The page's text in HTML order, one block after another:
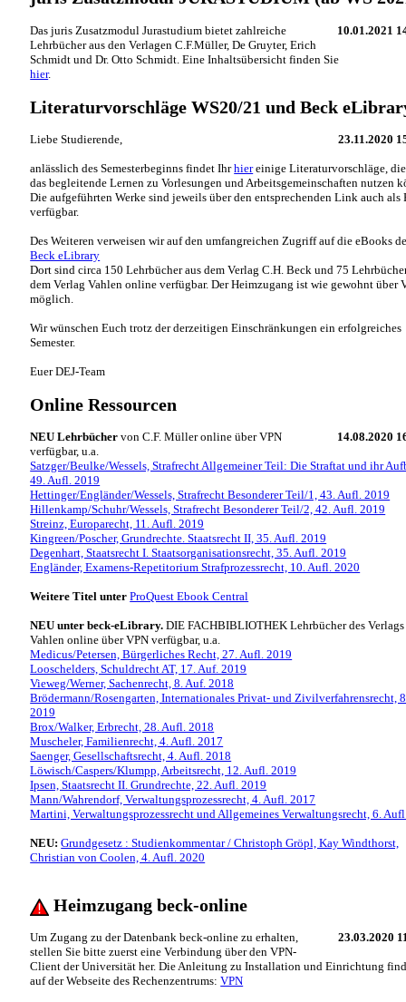
10.01.2021
Das juris Zusatzmodul Jurastudium bietet zahlreiche
Lehrbücher aus den Verlagen C.F.Müller, De Gruyter, Erich
Schmidt und Dr. Otto Schmidt. Eine Inhaltsübersicht finden Sie
hier.
Literaturvorschläge WS20/21 und Beck
23.11.2020
Liebe Studierende,
anlässlich des Semesterbeginns findet Ihrhiereinige Literaturvorschläge,
das begleitende Lernen zu Vorlesungen und Arbeitsgemeinschaften nutzen
Die aufgeführten Werke sind jeweils über den entsprechenden Link auch als
verfügbar.
Des Weiteren verweisen wir auf den umfangreichen Zugriff auf die eBooks
Beck eLibrary
Dort sind circa 150 Lehrbücher aus dem Verlag C.H. Beck und 75
dem Verlag Vahlen online verfügbar. Der Heimzugang ist wie gewohnt über
möglich.
Wir wünschen Euch trotz der derzeitigen Einschränkungen ein erfolgreiches
Semester.
Euer DEJ-Team
Online Ressourcen
14.08.2020
NEU Lehrbüchervon C.F. Müller online über VPN
verfügbar, u.a.
Satzger/Beulke/Wessels, Strafrecht Allgemeiner Teil: Die Straftat und ihr
49. Aufl. 2019
Hettinger/Engländer/Wessels, Strafrecht Besonderer Teil/1, 43. Aufl. 2019
Hillenkamp/Schuhr/Wessels, Strafrecht Besonderer Teil/2, 42. Aufl. 2019
Streinz, Europarecht, 11. Aufl. 2019
Kingreen/Poscher, Grundrechte. Staatsrecht II, 35. Aufl. 2019
Degenhart, Staatsrecht I. Staatsorganisationsrecht, 35. Aufl. 2019
Engländer, Examens-Repetitorium Strafprozessrecht, 10. Aufl. 2020
Weitere Titel unterProQuest Ebook Central
NEU unter beck-eLibrary. DIE FACHBIBLIOTHEK Lehrbücher des Verlags
Vahlen online über VPN verfügbar, u.a.
Medicus/Petersen, Bürgerliches Recht, 27. Aufl. 2019
Looschelders, Schuldrecht AT, 17. Auf. 2019
Vieweg/Werner, Sachenrecht, 8. Auf. 2018
Brödermann/Rosengarten, Internationales Privat- und Zivilverfahrensrecht,
2019
Brox/Walker, Erbrecht, 28. Aufl. 2018
Muscheler, Familienrecht, 4. Aufl. 2017
Saenger, Gesellschaftsrecht, 4. Aufl. 2018
Löwisch/Caspers/Klumpp, Arbeitsrecht, 12. Aufl. 2019
Ipsen, Staatsrecht II. Grundrechte, 22. Aufl. 2019
Mann/Wahrendorf, Verwaltungsprozessrecht, 4. Aufl. 2017
Martini, Verwaltungsprozessrecht und Allgemeines Verwaltungsrecht, 6.
NEU: Grundgesetz : Studienkommentar / Christoph Gröpl, Kay Windthorst,
Christian von Coolen, 4. Aufl. 2020
Heimzugang beck-online
23.03.2020
Um Zugang zu der Datenbank beck-online zu erhalten,
stellen Sie bitte zuerst eine Verbindung über den VPN-
Client der Universität her. Die Anleitung zu Installation und Einrichtung
auf der Webseite des Rechenzentrums:VPN